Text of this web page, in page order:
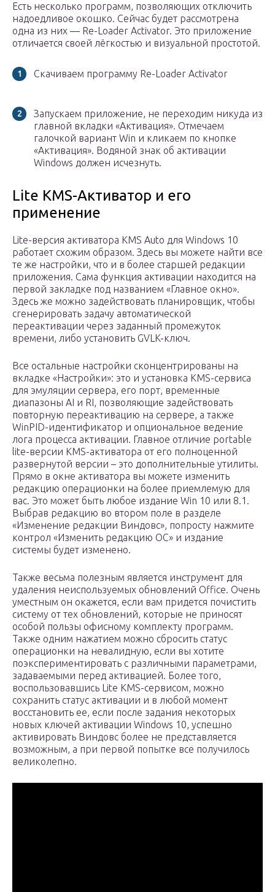
Есть несколько программ, позволяющих отключить
надоедливое окошко. Сейчас будет рассмотрена
одна из них — Re-Loader Activator. Это приложение
отличается своей лёгкостью и визуальной простотой.
Скачиваем программу Re-Loader Activator
Запускаем приложение, не переходим никуда из
главной вкладки «Активация». Отмечаем
галочкой вариант Win и кликаем по кнопке
«Активация». Водяной знак об активации
Windows должен исчезнуть.
Lite KMS-Активатор и его
применение
Lite-версия активатора KMS Auto для Windows 10
работает схожим образом. Здесь вы можете найти все
те же настройки, что и в более старшей редакции
приложения. Сама функция активации находится на
первой закладке под названием «Главное окно».
Здесь же можно задействовать планировщик, чтобы
сгенерировать задачу автоматической
переактивации через заданный промежуток
времени, либо установить GVLK-ключ.
Все остальные настройки сконцентрированы на
вкладке «Настройки»: это и установка KMS-сервиса
для эмуляции сервера, его порт, временные
диапазоны AI и RI, позволяющие задействовать
повторную переактивацию на сервере, а также
WinPID-идентификатор и опциональное ведение
лога процесса активации. Главное отличие portable
lite-версии KMS-активатора от его полноценной
развернутой версии – это дополнительные утилиты.
Прямо в окне активатора вы можете изменить
редакцию операционки на более приемлемую для
вас. Это может быть любое издание Win 10 или 8.1.
Выбрав редакцию во втором поле в разделе
«Изменение редакции Виндовс», попросту нажмите
контрол «Изменить редакцию ОС» и издание
системы будет изменено.
Также весьма полезным является инструмент для
удаления неиспользуемых обновлений Office. Очень
уместным он окажется, если вам придется почистить
систему от тех обновлений, которые не приносят
особой пользы офисному комплекту программ.
Также одним нажатием можно сбросить статус
операционки на невалидную, если вы хотите
поэкспериментировать с различными параметрами,
задаваемыми перед активацией. Более того,
воспользовавшись Lite KMS-сервисом, можно
сохранить статус активации и в любой момент
восстановить ее, если после задания некоторых
новых ключей активации Windows 10, успешно
активировать Виндовс более не представляется
возможным, а при первой попытке все получилось
великолепно.